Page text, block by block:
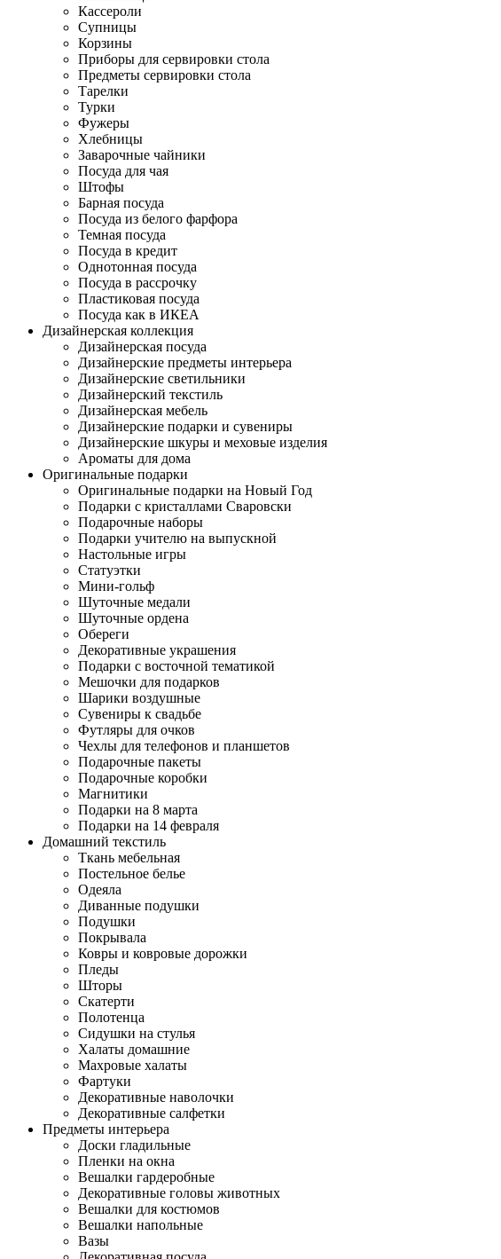
Кассероли
Супницы
Корзины
Приборы для сервировки стола
Предметы сервировки стола
Тарелки
Турки
Фужеры
Хлебницы
Заварочные чайники
Посуда для чая
Штофы
Барная посуда
Посуда из белого фарфора
Темная посуда
Посуда в кредит
Однотонная посуда
Посуда в рассрочку
Пластиковая посуда
Посуда как в ИКЕА
Дизайнерская коллекция
Дизайнерская посуда
Дизайнерские предметы интерьера
Дизайнерские светильники
Дизайнерский текстиль
Дизайнерская мебель
Дизайнерские подарки и сувениры
Дизайнерские шкуры и меховые изделия
Ароматы для дома
Оригинальные подарки
Оригинальные подарки на Новый Год
Подарки с кристаллами Сваровски
Подарочные наборы
Подарки учителю на выпускной
Настольные игры
Статуэтки
Мини-гольф
Шуточные медали
Шуточные ордена
Обереги
Декоративные украшения
Подарки с восточной тематикой
Мешочки для подарков
Шарики воздушные
Сувениры к свадьбе
Футляры для очков
Чехлы для телефонов и планшетов
Подарочные пакеты
Подарочные коробки
Магнитики
Подарки на 8 марта
Подарки на 14 февраля
Домашний текстиль
Ткань мебельная
Постельное белье
Одеяла
Диванные подушки
Подушки
Покрывала
Ковры и ковровые дорожки
Пледы
Шторы
Скатерти
Полотенца
Сидушки на стулья
Халаты домашние
Махровые халаты
Фартуки
Декоративные наволочки
Декоративные салфетки
Предметы интерьера
Доски гладильные
Пленки на окна
Вешалки гардеробные
Декоративные головы животных
Вешалки для костюмов
Вешалки напольные
Вазы